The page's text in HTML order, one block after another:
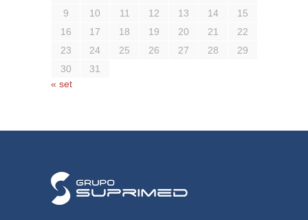
9
10 11 12 13 14
15
16
17 18 19 20 21
22
23
24 25 26 27 28
29
30
31
« set